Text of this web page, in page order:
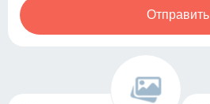
Отправить